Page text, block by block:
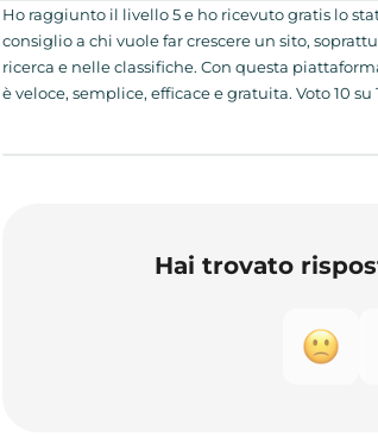
Ho raggiunto il livello 5 e ho ricevuto gratis lo
consiglio a chi vuole far crescere un sito,
ricerca e nelle classifiche. Con questa
è veloce, semplice, efficace e gratuita. Voto 10
Hai trovato